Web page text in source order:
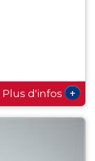
Plus d'infos +